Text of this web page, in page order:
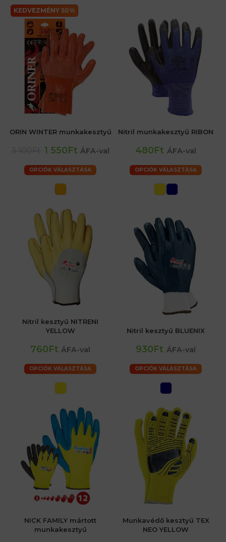
KEDVEZMÉNY 50%
ORIN WINTER munkakesztyű
1 550Ft ÁFA-val
OPCIÓK VÁLASZTÁSA
Nitril munkakesztyű RIBON
480Ft ÁFA-val
OPCIÓK VÁLASZTÁSA
Nitril kesztyű NITRENI
YELLOW
760Ft ÁFA-val
OPCIÓK VÁLASZTÁSA
Nitril kesztyű BLUENIX
930Ft ÁFA-val
OPCIÓK VÁLASZTÁSA
NICK FAMILY mártott
munkakesztyű
Munkavédő kesztyű TEX
NEO YELLOW